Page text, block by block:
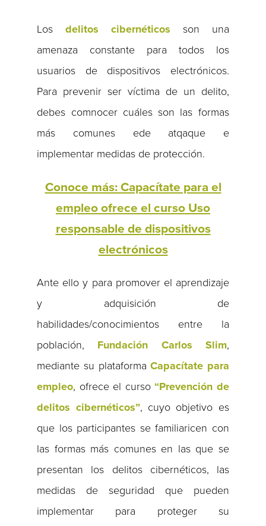
Losdelitos cibernéticos son una
amenaza constante para todos los
usuarios de dispositivos electrónicos.
Para prevenir ser víctima de un delito,
debes comnocer cuáles son las formas
más comunes ede atqaque e
implementar medidas de protección.
Conoce más: Capacítate para el
empleo ofrece el curso Uso
responsable de dispositivos
electrónicos
Ante ello y para promover el aprendizaje
y adquisición de
habilidades/conocimientos entre la
población, Fundación Carlos Slim,
mediante su plataformaCapacítate para
empleo, ofrece el curso“Prevención de
delitos cibernéticos”, cuyo objetivo es
que los participantes se familiaricen con
las formas más comunes en las que se
presentan los delitos cibernéticos, las
medidas de seguridad que pueden
implementar para proteger su